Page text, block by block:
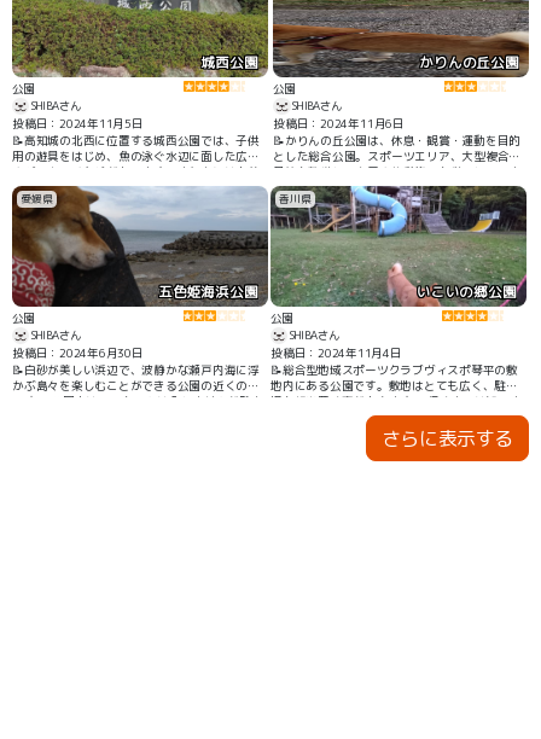
城西公園
公園
SHIBAさん
投稿日：2024年11月5日
📝高知城の北西に位置する城西公園では、子供
用の遊具をはじめ、魚の泳ぐ水辺に面した広場
やグラウンドなどがあります。また春にはお花
見のスポットとしても人気です。 トイレも完備
され、掃除も頻繁にされている為、公園全体が
キレイです。
かりんの丘公園
公園
SHIBAさん
投稿日：2024年11月6日
📝かりんの丘公園は、休息・観賞・運動を目的
とした総合公園。スポーツエリア、大型複合遊
具等も整備し、東屋や休憩施設も併設していま
す。また、四国でも数少ない自転車・オートバ
イトライアルのモーターサイクルスポーツエリ
アも整備し、自然環境の景観を展望、散策しな
がら楽しむことができます。
愛媛県
五色姫海浜公園
公園
SHIBAさん
投稿日：2024年6月30日
📝白砂が美しい浜辺で、波静かな瀬戸内海に浮
かぶ島々を楽しむことができる公園の近くの海
です。 公園内はワンちゃんは入れませんが駐車
香川県
いこいの郷公園
公園
SHIBAさん
投稿日：2024年11月4日
📝総合型地域スポーツクラブヴィスポ琴平の敷
地内にある公園です。敷地はとても広く、駐車
場も相当置く事が出来ます。 行くまでは知りま
せんでしたが、ドッグランがあります。誰でも
さらに表示する